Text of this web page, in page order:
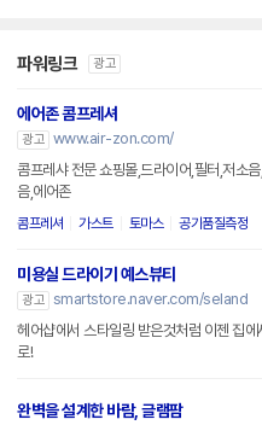
파워링크 광고
에어존 콤프레셔
광고 www.air-zon.com/
콤프레샤 전문 쇼핑몰,드라이어,필터,저소
음,에어존
콤프레셔 가스트 토마스 공기품질측정
미용실 드라이기 예스뷰티
광고 smartstore.naver.com/seland
헤어샵에서 스타일링 받은것처럼 이젠 집에
로!
완벽을 설계한 바람, 글램팜